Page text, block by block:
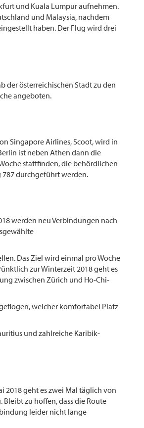
und Kuala Lumpur aufnehmen.
und Malaysia, nachdem
haben. Der Flug wird drei
der österreichischen Stadt zu den
angeboten.
Singapore Airlines, Scoot, wird in
ist neben Athen dann die
stattfinden, die behördlichen
787 durchgeführt werden.
werden neu Verbindungen nach
Das Ziel wird einmal pro Woche
zur Winterzeit 2018 geht es
zwischen Zürich und Ho-Chi-
welcher komfortabel Platz
und zahlreiche Karibik-
2018 geht es zwei Mal täglich von
zu hoffen, dass die Route
leider nicht lange